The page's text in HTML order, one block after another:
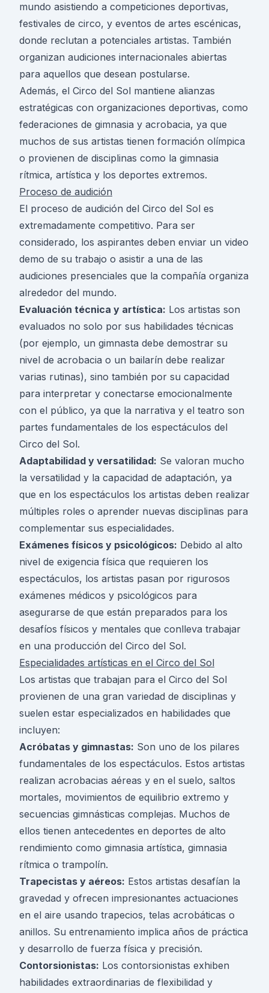
mundo asistiendo a competiciones deportivas,
festivales de circo, y eventos de artes escénicas,
donde reclutan a potenciales artistas. También
organizan audiciones internacionales abiertas
para aquellos que desean postularse.
Además, el Circo del Sol mantiene alianzas
estratégicas con organizaciones deportivas, como
federaciones de gimnasia y acrobacia, ya que
muchos de sus artistas tienen formación olímpica
o provienen de disciplinas como la gimnasia
rítmica, artística y los deportes extremos.
Proceso de audición
El proceso de audición del Circo del Sol es
extremadamente competitivo. Para ser
considerado, los aspirantes deben enviar un video
demo de su trabajo o asistir a una de las
audiciones presenciales que la compañía organiza
alrededor del mundo.
Evaluación técnica y artística: Los artistas son
evaluados no solo por sus habilidades técnicas
(por ejemplo, un gimnasta debe demostrar su
nivel de acrobacia o un bailarín debe realizar
varias rutinas), sino también por su capacidad
para interpretar y conectarse emocionalmente
con el público, ya que la narrativa y el teatro son
partes fundamentales de los espectáculos del
Circo del Sol.
Adaptabilidad y versatilidad: Se valoran mucho
la versatilidad y la capacidad de adaptación, ya
que en los espectáculos los artistas deben realizar
múltiples roles o aprender nuevas disciplinas para
complementar sus especialidades.
Exámenes físicos y psicológicos: Debido al alto
nivel de exigencia física que requieren los
espectáculos, los artistas pasan por rigurosos
exámenes médicos y psicológicos para
asegurarse de que están preparados para los
desafíos físicos y mentales que conlleva trabajar
en una producción del Circo del Sol.
Especialidades artísticas en el Circo del Sol
Los artistas que trabajan para el Circo del Sol
provienen de una gran variedad de disciplinas y
suelen estar especializados en habilidades que
incluyen:
Acróbatas y gimnastas: Son uno de los pilares
fundamentales de los espectáculos. Estos artistas
realizan acrobacias aéreas y en el suelo, saltos
mortales, movimientos de equilibrio extremo y
secuencias gimnásticas complejas. Muchos de
ellos tienen antecedentes en deportes de alto
rendimiento como gimnasia artística, gimnasia
rítmica o trampolín.
Trapecistas y aéreos: Estos artistas desafían la
gravedad y ofrecen impresionantes actuaciones
en el aire usando trapecios, telas acrobáticas o
anillos. Su entrenamiento implica años de práctica
y desarrollo de fuerza física y precisión.
Contorsionistas: Los contorsionistas exhiben
habilidades extraordinarias de flexibilidad y